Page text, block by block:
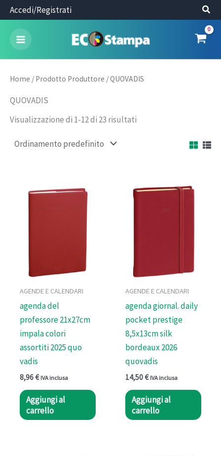
al
contenuto
Accedi/Registrati
Home / Prodotto Produttore / QUOVADIS
QUOVADIS
Visualizzazione di 1-12 di 23 risultati
AGENDE E CALENDARI
agenda del
professore 21x27cm
impala colori
assortiti 2025 quo
vadis
8,96€ IVA inclusa
Aggiungi al
carrello
AGENDE E CALENDARI
agenda giornal. daily
pocket prestige
8,5x13cm silk
bordeaux 2026
quovadis
14,50€ IVA inclusa
Aggiungi al
carrello